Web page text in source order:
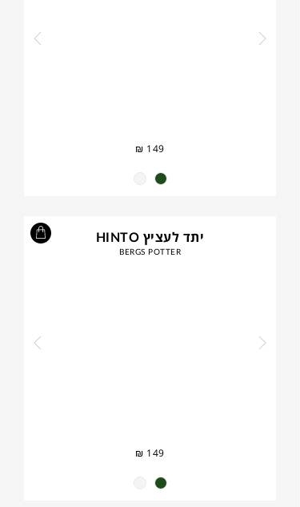
₪ 149
יתד לעציץ HINTO
BERGS POTTER
₪ 149